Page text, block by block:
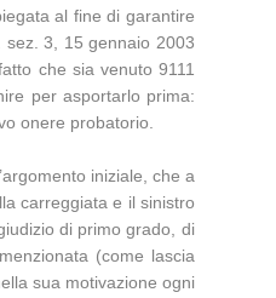
al fine di garantire
sez. 3, 15 gennaio 2003
che sia venuto 9111
per asportarlo prima:
onere probatorio.
iniziale, che a
carreggiata e il sinistro
di primo grado, di
(come lascia
sua motivazione ogni